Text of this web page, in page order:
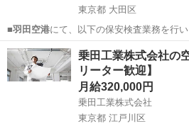
東京都 大田区
■羽田空港にて、以下の保安検査業務を行
東京 大田区 その他
乗田工業株式会社の
リーター歓迎】
月給320,000円
乗田工業株式会社
東京都 江戸川区